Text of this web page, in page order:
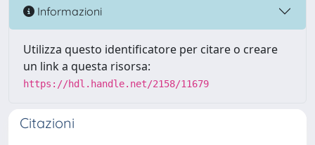
Informazioni
Utilizza questo identificatore per citare o creare
un link a questa risorsa:
https://hdl.handle.net/2158/11679
Citazioni